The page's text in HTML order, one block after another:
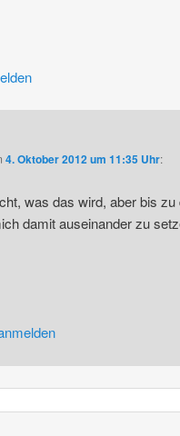
4. Oktober 2012 um 11:35 Uhr:
was das wird, aber bis
damit auseinander zu